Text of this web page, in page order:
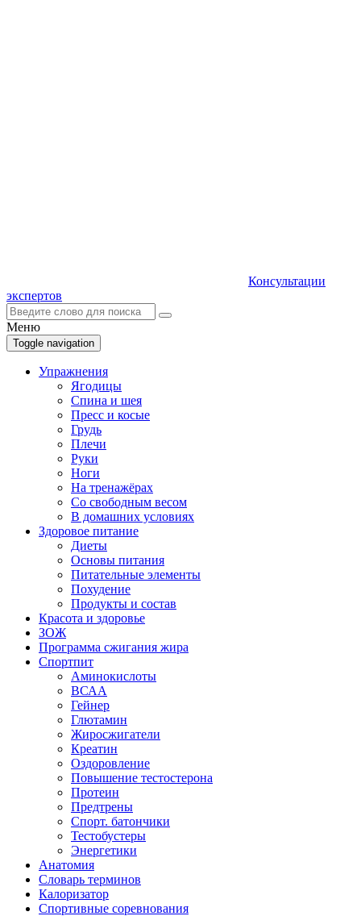
Консультации
экспертов
Меню
Toggle navigation
Упражнения
Ягодицы
Спина и шея
Пресс и косые
Грудь
Плечи
Руки
Ноги
На тренажёрах
Со свободным весом
В домашних условиях
Здоровое питание
Диеты
Основы питания
Питательные элементы
Похудение
Продукты и состав
Красота и здоровье
ЗОЖ
Программа сжигания жира
Спортпит
Аминокислоты
ВСАА
Гейнер
Глютамин
Жиросжигатели
Креатин
Оздоровление
Повышение тестостерона
Протеин
Предтрены
Спорт. батончики
Тестобустеры
Энергетики
Анатомия
Словарь терминов
Калоризатор
Спортивные соревнования